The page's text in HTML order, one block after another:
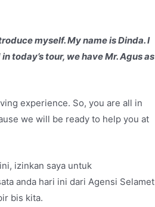
myself. My name is Dinda. I
today’s tour, we have Mr. Agus as
experience. So, you are all in
we will be ready to help you at
izinkan saya untuk
anda hari ini dari Agensi Selamet
bis kita.